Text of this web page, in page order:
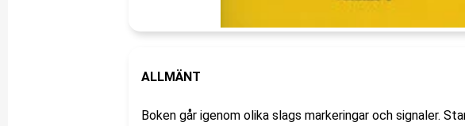
ALLMÄNT
Boken går igenom olika slags markeringar och signaler.